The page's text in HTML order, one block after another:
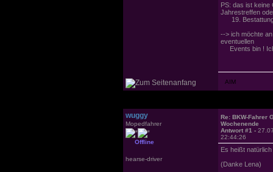
PS: das ist keine
Jahrestreffen
19.
--> ich möchte
eventuellen
Events bin ! Ich
wuggy
Mopedfahrer
Offline
hearse-driver
Re: BKW-Fahrer
Wochenende
Antwort #1 -
22:44:26
Es heißt
(Danke Lena)